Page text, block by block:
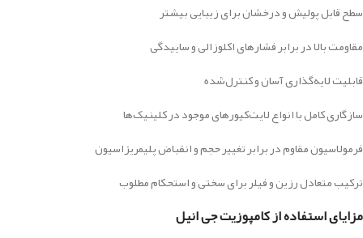
سطح قابل پولیش و درخشان برای زیبایی بیشتر
مقاومت بالا در برابر فشارهای اکلوزالی و ساییدگی
قابلیت لایه‌گذاری آسان و کنترل‌شده
سازگاری کامل با انواع لایت‌کیورهای موجود در کلینیک‌ها
فرمولاسیون مقاوم در برابر تغییر حجم و انقباض پلیمریزاسیون
ترکیب متعادل رزین و فیلر برای سختی و استحکام مطلوب
مزایای استفاده از کامپوزیت جی انیل